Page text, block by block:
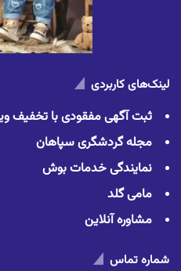
لینک‌های کاربردی
ثبت آگهی مفقودی با تخفیف
مجله گردشگری سپاهان
نمایندگی خدمات بوش
مامی گلد
مشاوره آنلاین
شماره تماس